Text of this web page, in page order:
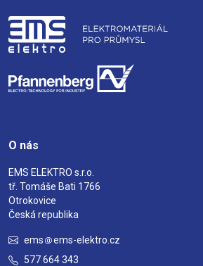
O nás
EMS ELEKTRO s.r.o.
tř. Tomáše Bati 1766
Otrokovice
Česká republika
ems
ems-elektro.cz
577 664 343